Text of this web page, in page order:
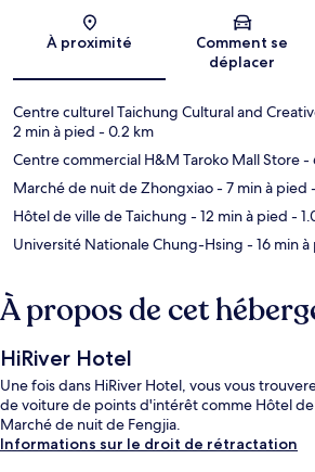
Carte
À proximité
Comment se
déplacer
Centre culturel Taichung Cultural and
2 min à pied - 0.2 km
Centre commercial H&M Taroko Mall Store-
Marché de nuit de Zhongxiao- 7 min à pied
Hôtel de ville de Taichung - 12 min à pied -
Université Nationale Chung-Hsing - 16 min
À propos de cet
HiRiver Hotel
Une fois dans HiRiver Hotel, vous vous
de voiture de points d'intérêt comme Hôtel
Marché de nuit de Fengjia.
Informations sur le droit de rétractation